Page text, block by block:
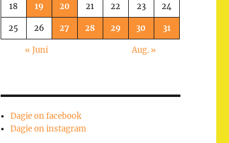
18 19 20 21 22 23 24
25 26 27 28 29 30 31
« Juni Aug. »
Dagie on facebook
Dagie on instagram